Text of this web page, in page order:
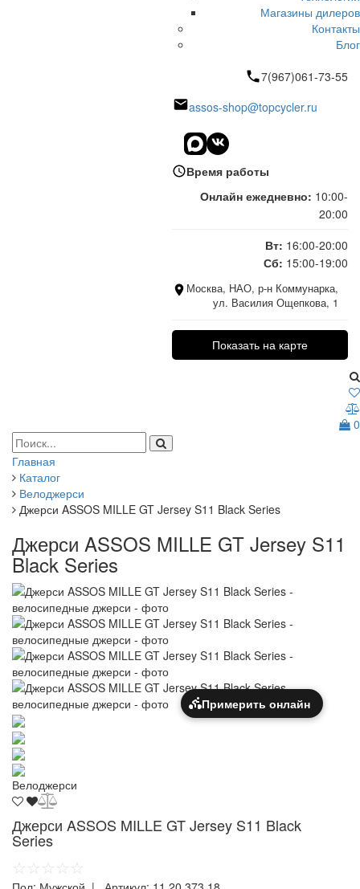
Магазины дилеров
Контакты
Блог
7(967)061-73-55
assos-shop@topcycler.ru
Время работы
Онлайн ежедневно: 10:00-
20:00
Вт: 16:00-20:00
Сб: 15:00-19:00
Москва, НАО, р-н Коммунарка,
ул. Василия Ощепкова, 1
Показать на карте
0
Главная
Каталог
Велоджерси
Джерси ASSOS MILLE GT Jersey S11 Black Series
Джерси ASSOS MILLE GT Jersey S11
Black Series
Примерить онлайн
Велоджерси
Джерси ASSOS MILLE GT Jersey S11 Black
Series
☆☆☆☆☆